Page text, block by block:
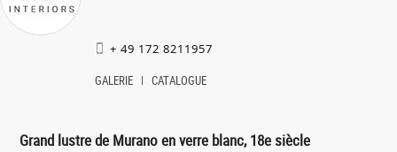
+ 49 172 8211957
GALERIE CATALOGUE
Grand lustre de Murano en verre blanc, 18e siècle